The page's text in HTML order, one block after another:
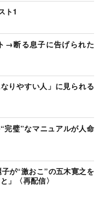
ト1
→断る息子に告げられた
りやすい人」に見られる
完璧”なマニュアルが人命
が“激おこ”の五木寛之を
」〈再配信〉